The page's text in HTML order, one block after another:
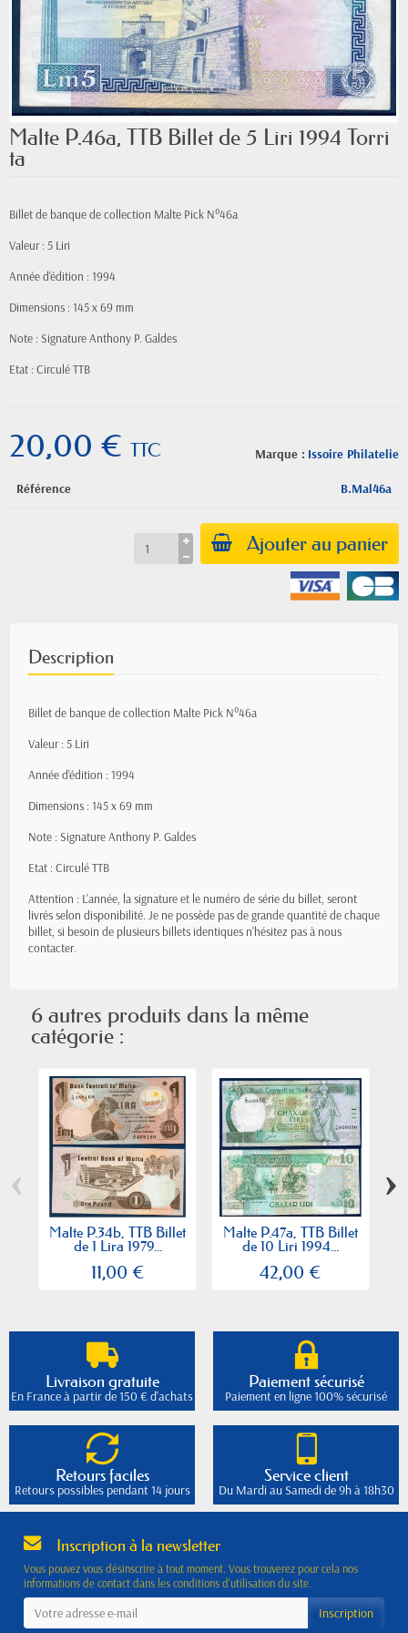
Malte P.46a, TTB Billet de 5 Liri 1994 Torri
ta
Billet de banque de collection Malte Pick N°46a
Valeur : 5 Liri
Année d'édition : 1994
Dimensions : 145 x 69 mm
Note : Signature Anthony P. Galdes
Etat : Circulé TTB
Marque : Issoire Philatelie
20,00 € TTC
Référence B.Mal46a
Ajouter au panier
Description
Billet de banque de collection Malte Pick N°46a
Valeur : 5 Liri
Année d'édition : 1994
Dimensions : 145 x 69 mm
Note : Signature Anthony P. Galdes
Etat : Circulé TTB
Attention : L'année, la signature et le numéro de série du billet, seront
livrés selon disponibilité. Je ne possède pas de grande quantité de chaque
billet, si besoin de plusieurs billets identiques n'hésitez pas à nous
contacter.
6 autres produits dans la même
catégorie :
Malte P.34b, TTB Billet
de 1 Lira 1979...
11,00 €
Malte P.47a, TTB Billet
de 10 Liri 1994...
42,00 €
‹ ›
Livraison gratuite
En France à partir de 150 € d'achats
Paiement sécurisé
Paiement en ligne 100% sécurisé
Retours faciles
Retours possibles pendant 14 jours
Service client
Du Mardi au Samedi de 9h à 18h30
Inscription à la newsletter
Vous pouvez vous désinscrire à tout moment. Vous trouverez pour cela nos
informations de contact dans les conditions d'utilisation du site.